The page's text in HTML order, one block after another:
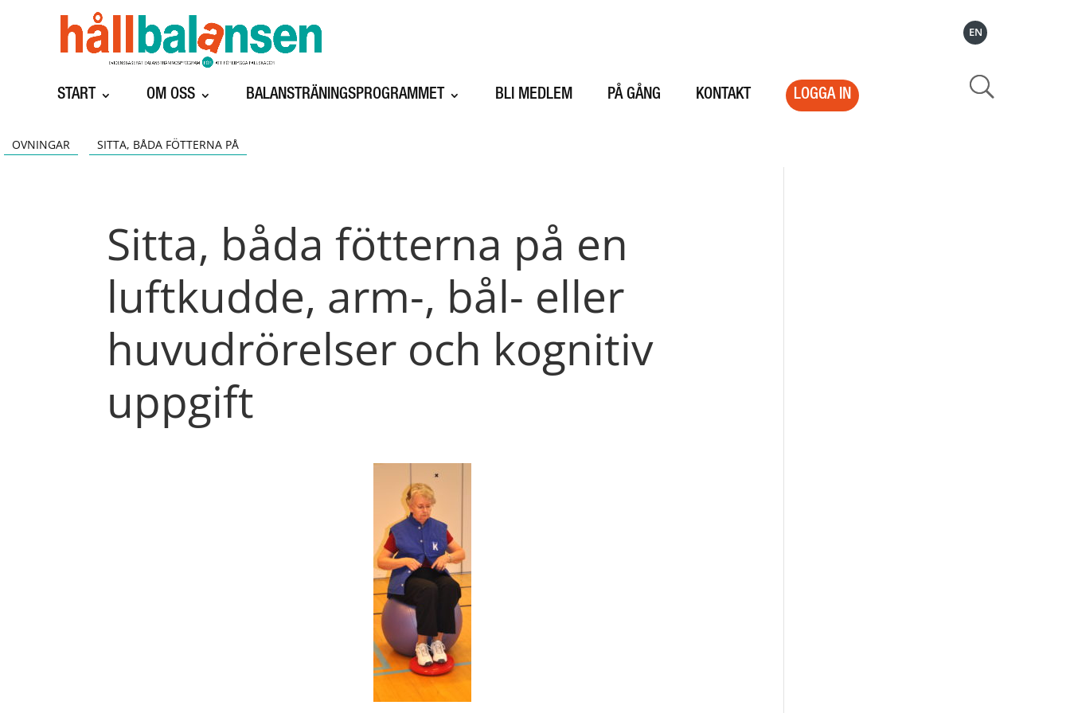
EN
START OM OSS BALANSTRÄNINGSPROGRAMMET BLI MEDLEM PÅ GÅNG KONTAKT LOGGA IN
OVNINGAR SITTA, BÅDA FÖTTERNA PÅ
Sitta, båda fötterna på en
luftkudde, arm-, bål- eller
huvudrörelser och kognitiv
uppgift